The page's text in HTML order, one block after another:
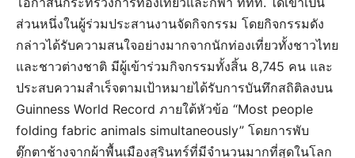
ส่วนหนึ่งในผู้ร่วมประสานงานจัดกิจกรรม โดยกิจกรรมดัง
กล่าวได้รับความสนใจอย่างมากจากนักท่องเที่ยวทั้งชาวไทย
และชาวต่างชาติ มีผู้เข้าร่วมกิจกรรมทั้งสิ้น 8,745 คน และ
ประสบความสำเร็จตามเป้าหมายได้รับการบันทึกสถิติลงบน
Guinness World Record ภายใต้หัวข้อ “Most people
folding fabric animals simultaneously” โดยการพับ
ตุ๊กตาช้างจากผ้าพื้นเมืองสุรินทร์ที่มีจำนวนมากที่สุดในโลก